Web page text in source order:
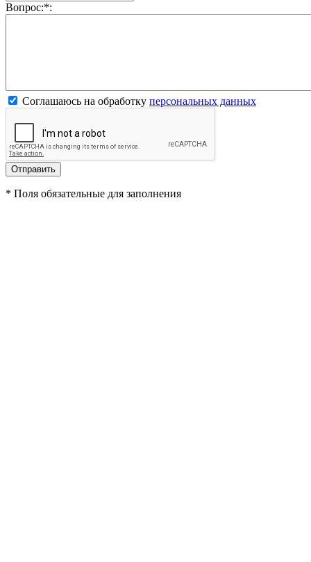
Вопрос:*:
Соглашаюсь на обработку персональных данных
* Поля обязательные для заполнения